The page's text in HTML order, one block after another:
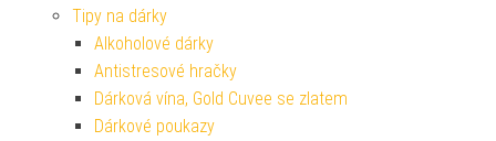
Tipy na dárky
Alkoholové dárky
Antistresové hračky
Dárková vína, Gold Cuvee se zlatem
Dárkové poukazy